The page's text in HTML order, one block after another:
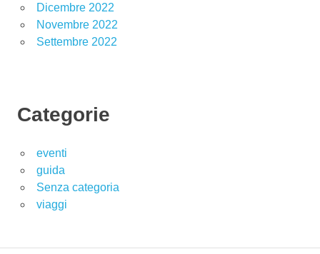
Dicembre 2022
Novembre 2022
Settembre 2022
Categorie
eventi
guida
Senza categoria
viaggi